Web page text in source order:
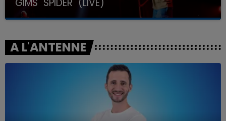
GIMS "SPIDER" (LIVE)
A L'ANTENNE